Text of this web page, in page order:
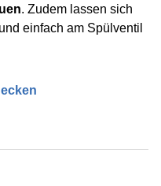
. Zudem lassen sich
einfach am Spülventil